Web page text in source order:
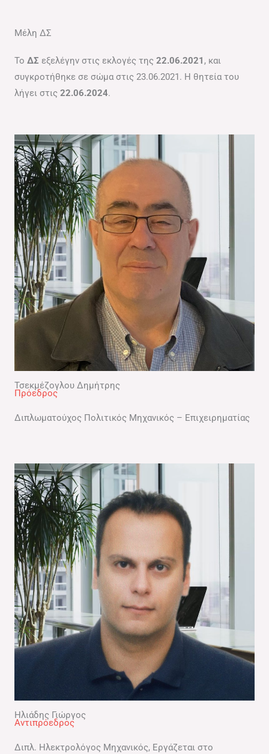
Μέλη ΔΣ
Το ΔΣ εξελέγην στις εκλογές της 22.06.2021 , και
συγκροτήθηκε σε σώμα στις 23.06.2021. Η θητεία του
λήγει στις 22.06.2024.
Τσεκμέζογλου Δημήτρης
Πρόεδρος​
Διπλωματούχος Πολιτικός Μηχανικός – Επιχειρηματίας
Ηλιάδης Γιώργος
Αντιπρόεδρος​
Διπλ. Ηλεκτρολόγος Μηχανικός, Εργάζεται στο